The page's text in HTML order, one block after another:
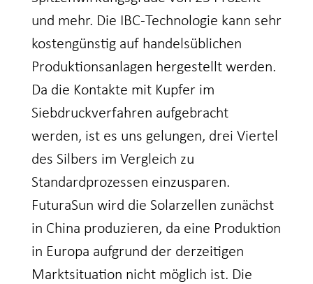
und mehr. Die IBC-Technologie kann sehr
kostengünstig auf handelsüblichen
Produktionsanlagen hergestellt werden.
Da die Kontakte mit Kupfer im
Siebdruckverfahren aufgebracht
werden, ist es uns gelungen, drei Viertel
des Silbers im Vergleich zu
Standardprozessen einzusparen.
FuturaSun wird die Solarzellen zunächst
in China produzieren, da eine Produktion
in Europa aufgrund der derzeitigen
Marktsituation nicht möglich ist. Die